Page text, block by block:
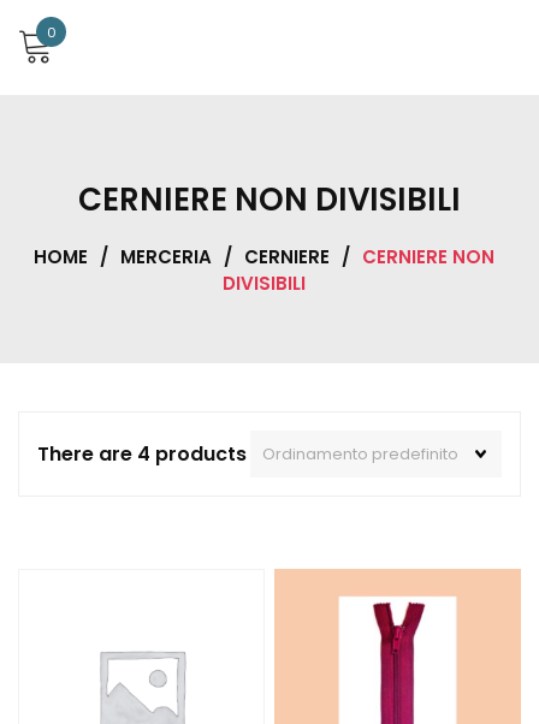
0
CERNIERE NON DIVISIBILI
HOME / MERCERIA / CERNIERE / CERNIERE NON
DIVISIBILI
There are 4 products